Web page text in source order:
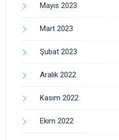
Mayıs 2023
Mart 2023
Şubat 2023
Aralık 2022
Kasım 2022
Ekim 2022